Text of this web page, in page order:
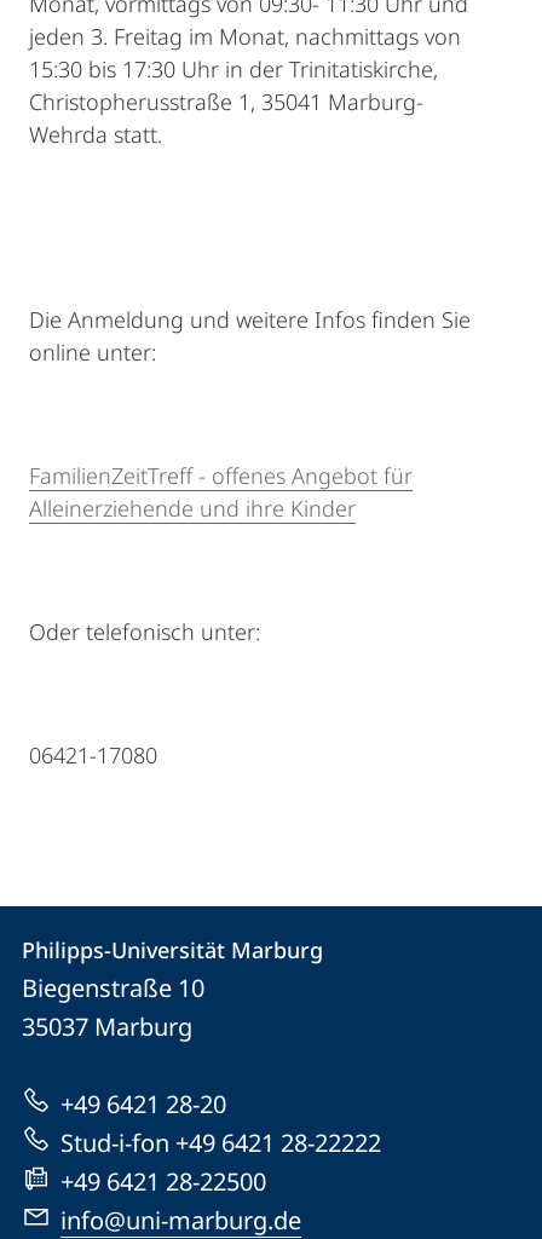
jeden 3. Freitag im Monat, nachmittags von
15:30 bis 17:30 Uhr in der Trinitatiskirche,
Christopherusstraße 1, 35041 Marburg-
Wehrda statt.
Die Anmeldung und weitere Infos finden Sie
online unter:
FamilienZeitTreff - offenes Angebot für
Alleinerziehende und ihre Kinder
Oder telefonisch unter:
06421-17080
Kontakt
und
Informationen
zur
Website
Kontaktinformationen
Philipps-
Universität
Philipps-Universität Marburg
Biegenstraße 10
35037 Marburg
+49 6421 28-20
Stud-i-fon +49 6421 28-22222
+49 6421 28-22500
info@uni-marburg.de